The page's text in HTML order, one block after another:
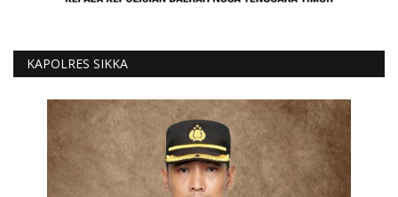
KAPOLRES SIKKA